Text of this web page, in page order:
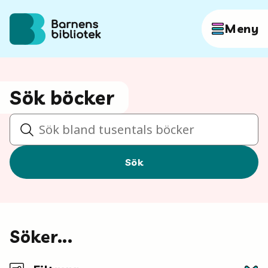
Hoppa till innehållet
Meny
Böcker
Sök
Sök böcker
Sök
Sök
Söker...